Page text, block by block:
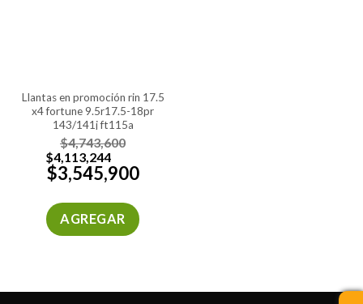
llantas en promoción rin 17.5
x4 fortune 9.5r17.5-18pr
143/141j ft115a
$4,743,600
$4,113,244
$3,545,900
AGREGAR